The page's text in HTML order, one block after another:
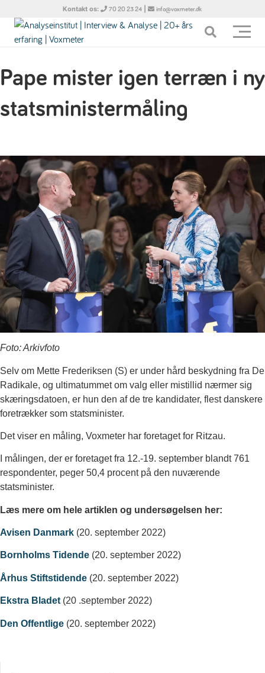
Kontakt os: 70 20 23 24 | info@voxmeter.dk
Pape mister igen terræn i ny
statsministermåling
Foto: Arkivfoto
Selv om Mette Frederiksen (S) er under hård beskydning fra De
Radikale, og ultimatummet om valg eller mistillid nærmer sig
skæringsdatoen, er hun den af de tre kandidater, flest danskere
foretrækker som statsminister.
Det viser en måling, Voxmeter har foretaget for Ritzau.
I målingen, der er foretaget fra 12.-19. september blandt 761
respondenter, peger 50,4 procent på den nuværende
statsminister.
Læs mere om hele artiklen og undersøgelsen her:
Avisen Danmark (20. september 2022)
Bornholms Tidende (20. september 2022)
Århus Stiftstidende (20. september 2022)
Ekstra Bladet (20 .september 2022)
Den Offentlige (20. september 2022)